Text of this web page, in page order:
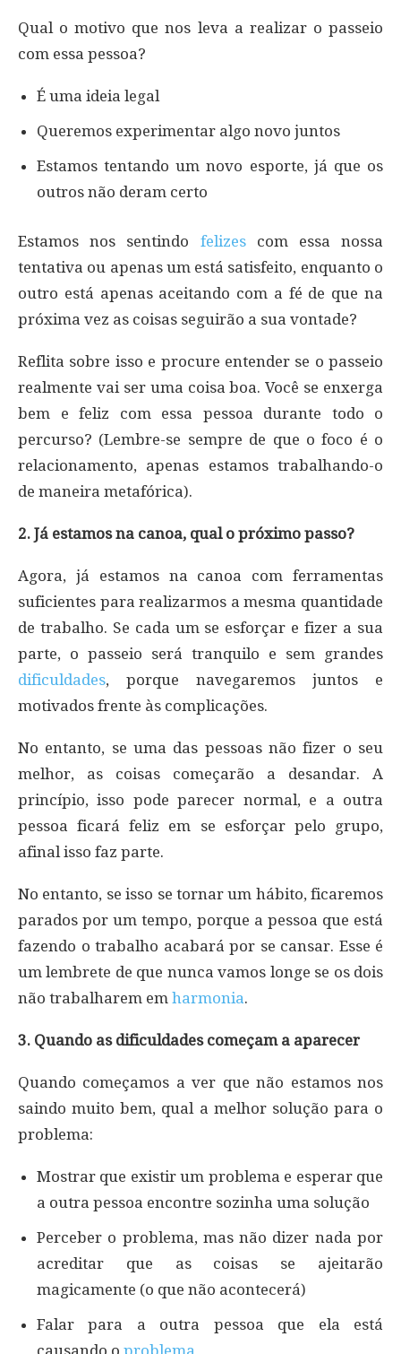
Qual o motivo que nos leva a realizar o passeio
com essa pessoa?
É uma ideia legal
Queremos experimentar algo novo juntos
Estamos tentando um novo esporte, já que os
outros não deram certo
Estamos nos sentindo felizescom essa nossa
tentativa ou apenas um está satisfeito, enquanto o
outro está apenas aceitando com a fé de que na
próxima vez as coisas seguirão a sua vontade?
Reflita sobre isso e procure entender se o passeio
realmente vai ser uma coisa boa. Você se enxerga
bem e feliz com essa pessoa durante todo o
percurso? (Lembre-se sempre de que o foco é o
relacionamento, apenas estamos trabalhando-o
de maneira metafórica).
2. Já estamos na canoa, qual o próximo passo?
Agora, já estamos na canoa com ferramentas
suficientes para realizarmos a mesma quantidade
de trabalho. Se cada um se esforçar e fizer a sua
parte, o passeio será tranquilo e sem grandes
dificuldades, porque navegaremos juntos e
motivados frente às complicações.
No entanto, se uma das pessoas não fizer o seu
melhor, as coisas começarão a desandar. A
princípio, isso pode parecer normal, e a outra
pessoa ficará feliz em se esforçar pelo grupo,
afinal isso faz parte.
No entanto, se isso se tornar um hábito, ficaremos
parados por um tempo, porque a pessoa que está
fazendo o trabalho acabará por se cansar. Esse é
um lembrete de que nunca vamos longe se os dois
não trabalharem em harmonia.
3. Quando as dificuldades começam a aparecer
Quando começamos a ver que não estamos nos
saindo muito bem, qual a melhor solução para o
problema:
Mostrar que existir um problema e esperar que
a outra pessoa encontre sozinha uma solução
Perceber o problema, mas não dizer nada por
acreditar que as coisas se ajeitarão
magicamente (o que não acontecerá)
Falar para a outra pessoa que ela está
causando o problema